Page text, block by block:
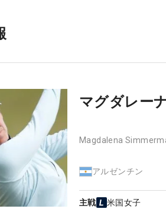
マグダレー
Magdalena
アルゼンチン
主戦 米国女子